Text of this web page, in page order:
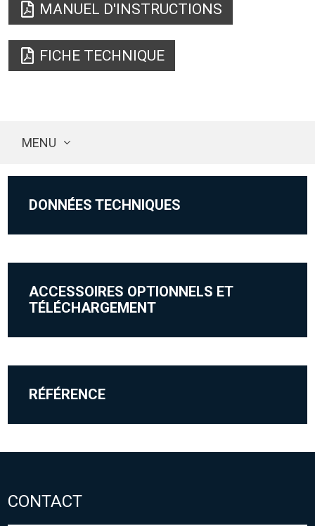
MANUEL D'INSTRUCTIONS
FICHE TECHNIQUE
MENU
DONNÉES TECHNIQUES
ACCESSOIRES OPTIONNELS ET
TÉLÉCHARGEMENT
RÉFÉRENCE
CONTACT